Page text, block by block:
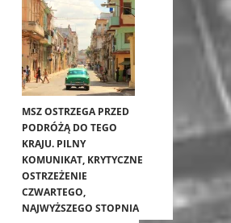
MSZ OSTRZEGA PRZED
PODRÓŻĄ DO TEGO
KRAJU. PILNY
KOMUNIKAT, KRYTYCZNE
OSTRZEŻENIE
CZWARTEGO,
NAJWYŻSZEGO STOPNIA